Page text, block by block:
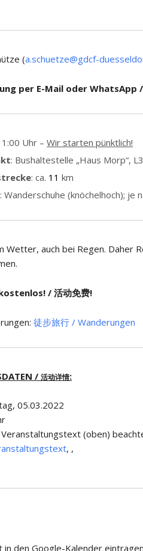
(a.schuetze@gdcf-
per E-Mail oder
Uhr – Wir starten pünktlich!
: Bushaltestelle „Haus Morp“,
: ca. 11 km
: Wanderschuhe (knöchelhoch); je
Wetter, auch bei Regen. Daher
/ 活动免费!
徒步​旅行 / Wanderungen
/ 活动详情:
05.03.2022
(oben)
, ,
in den Google-Kalender